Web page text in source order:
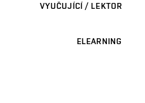
VYUČUJÍCÍ / LEKTOR
ELEARNING